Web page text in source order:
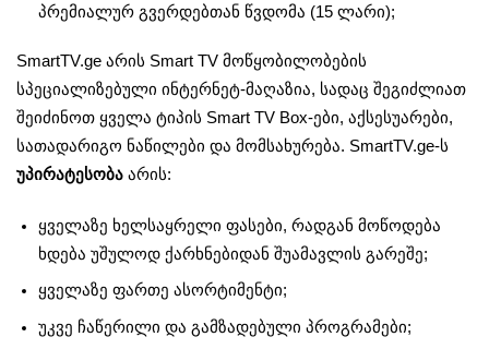
პრემიალურ გვერდებთან წვდომა (15 ლარი);
SmartTV.ge არის Smart TV მოწყობილობების
სპეციალიზებული ინტერნეტ-მაღაზია, სადაც შეგიძლიათ
შეიძინოთ ყველა ტიპის Smart TV Box-ები, აქსესუარები,
სათადარიგო ნაწილები და მომსახურება. SmartTV.ge-ს
უპირატესობა არის:
ყველაზე ხელსაყრელი ფასები, რადგან მოწოდება
ხდება უშულოდ ქარხნებიდან შუამავლის გარეშე;
ყველაზე ფართე ასორტიმენტი;
უკვე ჩაწერილი და გამზადებული პროგრამები;